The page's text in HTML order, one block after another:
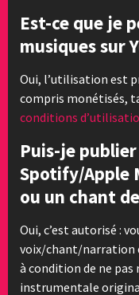
Est-ce que je
musiques sur
Oui, l’utilisation est
compris monétisés,
conditions
Puis-je
Spotify/Apple
ou un chant
Oui, c’est autorisé :
voix/chant/narration
à condition de ne
instrumentale